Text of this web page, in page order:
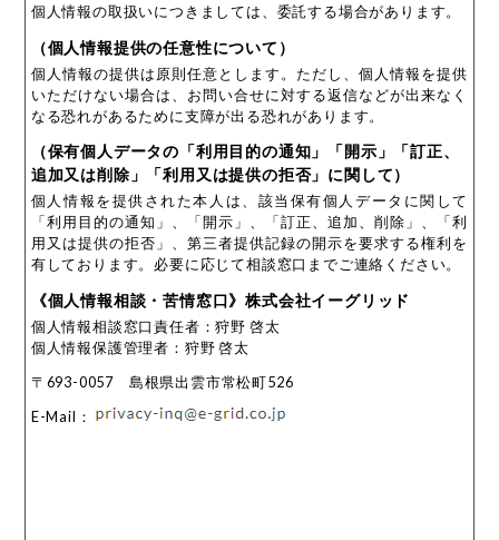
個人情報の取扱いにつきましては、委託する場合があります。
（個人情報提供の任意性について）
個人情報の提供は原則任意とします。ただし、個人情報を提供
いただけない場合は、お問い合せに対する返信などが出来なく
なる恐れがあるために支障が出る恐れがあります。
（保有個人データの「利用目的の通知」「開示」「訂正、
追加又は削除」「利用又は提供の拒否」に関して）
個人情報を提供された本人は、該当保有個人データに関して
「利用目的の通知」、「開示」、「訂正、追加、削除」、「利
用又は提供の拒否」、第三者提供記録の開示を要求する権利を
有しております。必要に応じて相談窓口までご連絡ください。
《個人情報相談・苦情窓口》株式会社イーグリッド
個人情報相談窓口責任者：狩野 啓太
個人情報保護管理者：狩野 啓太
〒693-0057 島根県出雲市常松町526
E-Mail：